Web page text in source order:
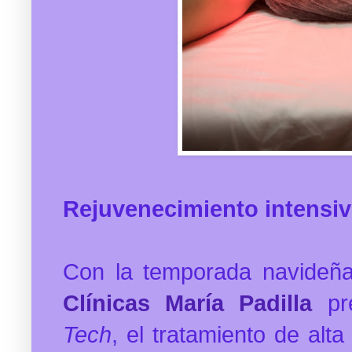
Rejuvenecimiento
Con la temporada
Clínicas María Padilla
Tech, el tratamiento de